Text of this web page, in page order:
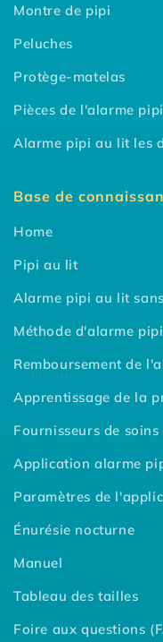
Montre de pipi
Peluches
Protège-matelas
Pièces de l'alarme
Alarme pipi au lit les
Base de
Home
Pipi au lit
Alarme pipi au lit
Méthode d'alarme
Remboursement de
Apprentissage de la
Fournisseurs de soins
Application alarme
Paramètres de
Énurésie nocturne
Manuel
Tableau des tailles
Foire aux questions